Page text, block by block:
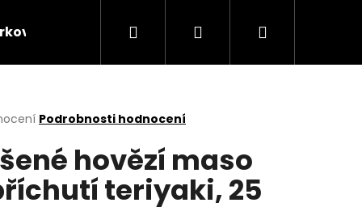
balíčky Kontakt Velkoobchodní
Hledat PřihlášeníNákupní
Podrobnosti hodnocení
hovězí maso
teriyaki, 25